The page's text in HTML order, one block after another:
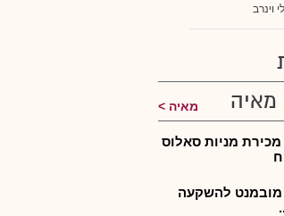
וינרב
מאיה
מאיה
מניות סאלוס
להשקעה